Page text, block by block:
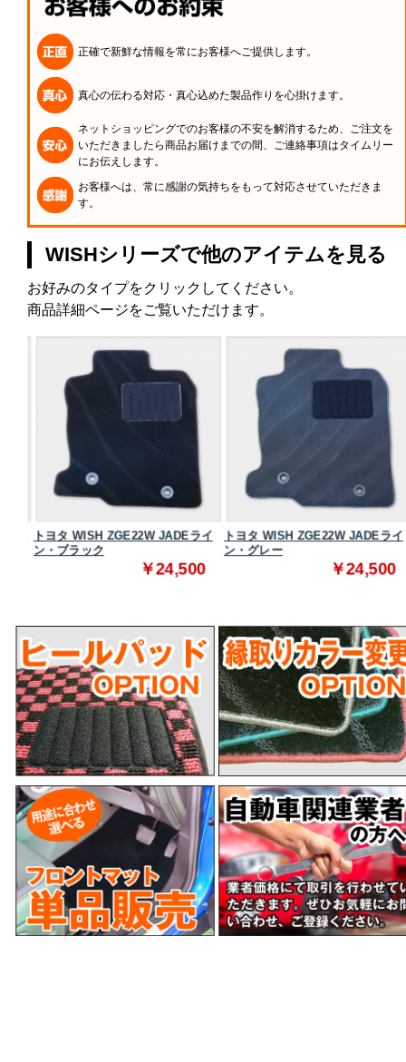
正確で新鮮な情報を常にお客様へご提供します。
真心の伝わる対応・真心込めた製品作りを心掛けます。
ネットショッピングでのお客様の不安を解消するため、ご注文を
いただきましたら商品お届けまでの間、ご連絡事項はタイムリー
にお伝えします。
お客様へは、常に感謝の気持ちをもって対応させていただきま
す。
WISHシリーズで他のアイテムを見る
お好みのタイプをクリックしてください。
商品詳細ページをご覧いただけます。
トヨタ WISH ZGE22W JADEライ
ン・ブラック
￥24,500
トヨタ WISH ZGE22W JADEライ
ン・グレー
￥24,500